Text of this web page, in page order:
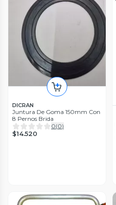
DICRAN
Juntura De Goma 150mm Con
8 Pernos Brida
0(0)
$14.520